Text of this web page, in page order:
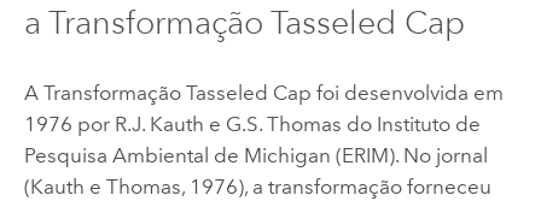
a Transformação Tasseled Cap
A Transformação Tasseled Cap foi desenvolvida em
1976 por R.J. Kauth e G.S. Thomas do Instituto de
Pesquisa Ambiental de Michigan (ERIM). No jornal
(Kauth e Thomas, 1976), a transformação forneceu